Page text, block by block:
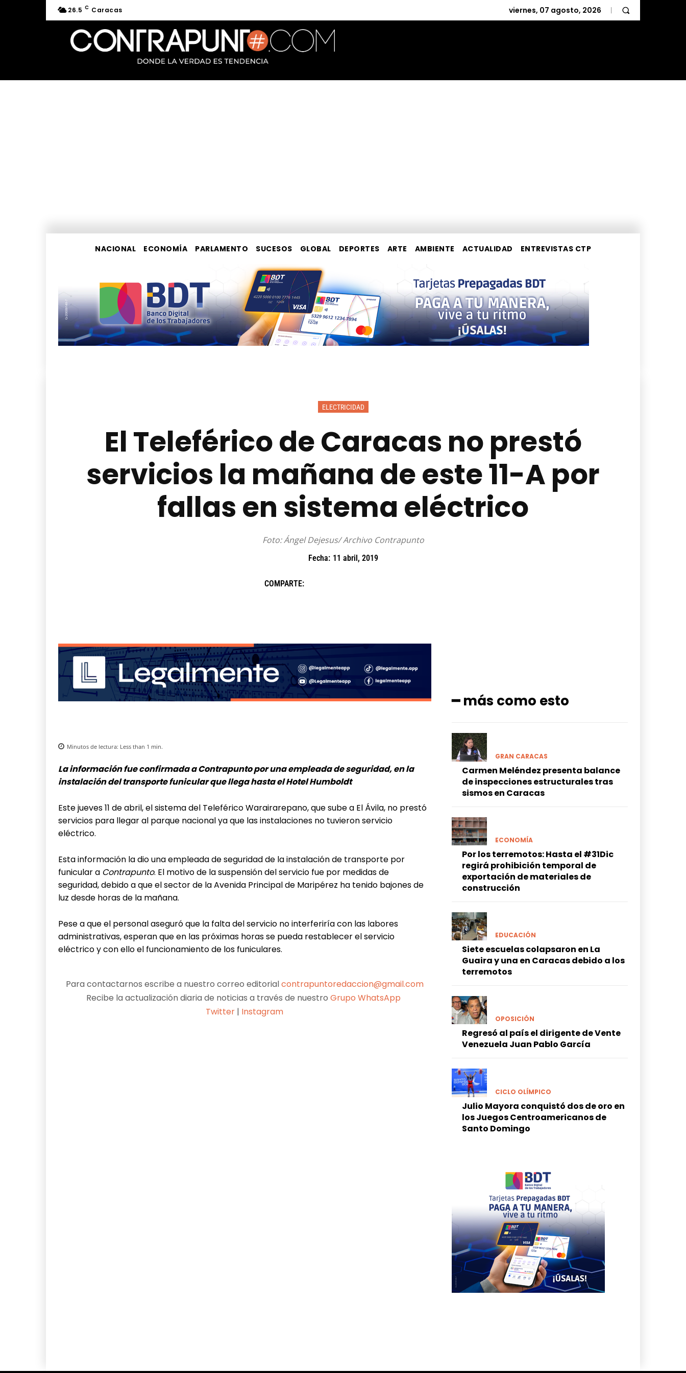
26.5 C Caracas viernes, 07 agosto, 2026
NACIONAL ECONOMÍA PARLAMENTO SUCESOS GLOBAL DEPORTES ARTE AMBIENTE ACTUALIDAD ENTREVISTAS CTP
ELECTRICIDAD
El Teleférico de Caracas no prestó
servicios la mañana de este 11-A por
fallas en sistema eléctrico
Foto: Ángel Dejesus/ Archivo Contrapunto
Fecha: 11 abril, 2019
COMPARTE:
Minutos de lectura: Less than 1 min.
La información fue confirmada a Contrapunto poruna empleada de seguridad, en la
instalación del transporte funicular que llega hasta el Hotel Humboldt
Este jueves 11 de abril, el sistema del Teleférico Warairarepano, que sube a El Ávila, no prestó
servicios para llegar al parque nacional ya que las instalaciones no tuvieron servicio
eléctrico.
Esta información la dio una empleada de seguridad de la instalación de transporte por
funicular a Contrapunto. El motivo de la suspensión del servicio fue por medidas de
seguridad, debido a que el sector de la Avenida Principal de Maripérez ha tenido bajones de
luz desde horas de la mañana.
Pese a que el personal aseguró que la falta del servicio no interferiría con las labores
administrativas, esperan que en las próximas horas se pueda restablecer el servicio
eléctrico y con ello el funcionamiento de los funiculares.
Para contactarnos escribe a nuestro correo editorialcontrapuntoredaccion@gmail.com
Recibe la actualización diaria de noticias a través de nuestroGrupo WhatsApp
Twitter | Instagram
━ más como esto
GRAN CARACAS
Carmen Meléndez presenta balance
de inspecciones estructurales tras
sismos en Caracas
ECONOMÍA
Por los terremotos: Hasta el #31Dic
regirá prohibición temporal de
exportación de materiales de
construcción
EDUCACIÓN
Siete escuelas colapsaron en La
Guaira y una en Caracas debido a los
terremotos
OPOSICIÓN
Regresó al país el dirigente de Vente
Venezuela Juan Pablo García
CICLO OLÍMPICO
Julio Mayora conquistó dos de oro en
los Juegos Centroamericanos de
Santo Domingo